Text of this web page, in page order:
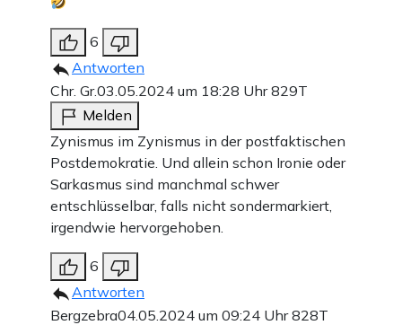
6
Antworten
Chr. Gr.03.05.2024 um 18:28 Uhr829T
Melden
Zynismus im Zynismus in der postfaktischen
Postdemokratie. Und allein schon Ironie oder
Sarkasmus sind manchmal schwer
entschlüsselbar, falls nicht sondermarkiert,
irgendwie hervorgehoben.
6
Antworten
Bergzebra04.05.2024 um 09:24 Uhr828T